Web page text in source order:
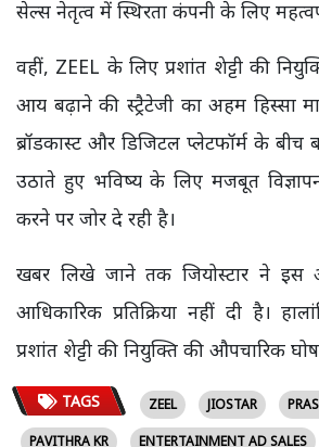
सेल्स नेतृत्व में स्थिरता कंपनी के लिए
वहीं, ZEEL के लिए प्रशांत शेट्टी की
आय बढ़ाने की स्ट्रैटेजी का अहम हिस्सा
ब्रॉडकास्ट और डिजिटल प्लेटफॉर्म के
उठाते हुए भविष्य के लिए मजबूत
करने पर जोर दे रही है।
खबर लिखे जाने तक जियोस्टार ने इस
आधिकारिक प्रतिक्रिया नहीं दी है।
प्रशांत शेट्टी की नियुक्ति की औपचारिक
TAGS ZEEL JIOSTAR
PAVITHRA KR
ENTERTAINMENT AD SALES